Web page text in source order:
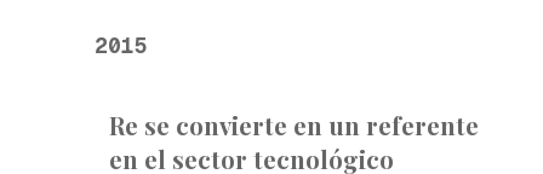
2015
Re se convierte en un referente
en el sector tecnológico